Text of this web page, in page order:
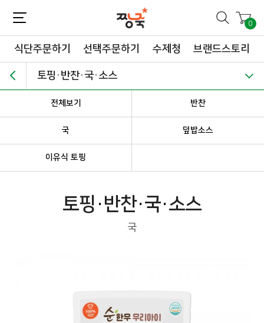
0
식단주문하기 선택주문하기 수제청 브랜드스토리
토핑·반찬·국·소스
전체보기 반찬
국 덮밥소스
이유식 토핑
토핑·반찬·국·소스
국